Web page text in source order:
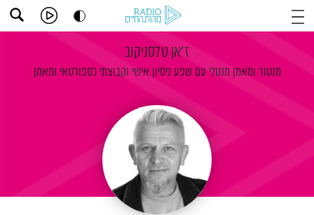
ז'אן טלסניקוב
מנטור ומאמן מנטלי עם שפע ניסיון אישי וקבוצתי כספורטאי ומאמן